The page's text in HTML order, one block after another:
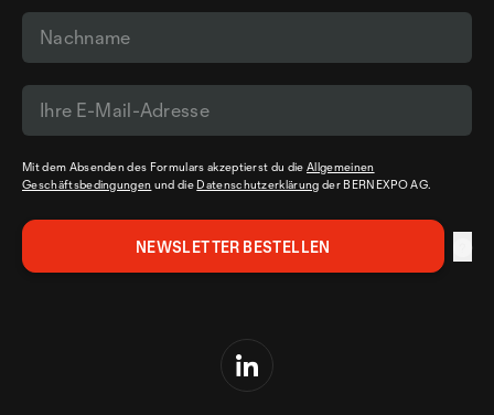
Mit dem Absenden des Formulars akzeptierst du dieAllgemeinen
Geschäftsbedingungen und die Datenschutzerklärung der BERNEXPO AG.